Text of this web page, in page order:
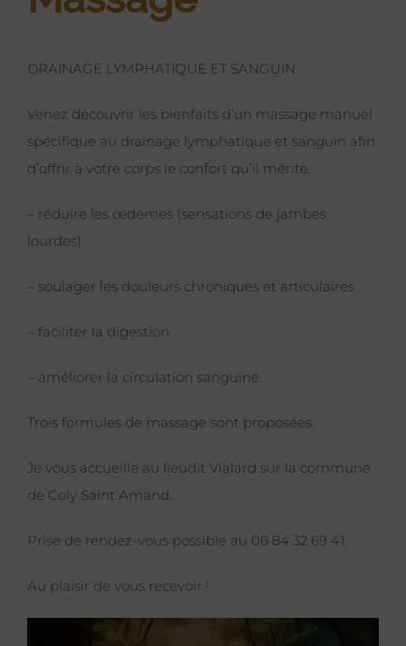
DRAINAGE LYMPHATIQUE ET SANGUIN
Venez découvrir les bienfaits d’un massage manuel
spécifique au drainage lymphatique et sanguin afin
d’offrir à votre corps le confort qu’il mérite.
– réduire les œdèmes (sensations de jambes
lourdes)
– soulager les douleurs chroniques et articulaires
– faciliter la digestion
– améliorer la circulation sanguine.
Trois formules de massage sont proposées.
Je vous accueille au lieudit Vialard sur la commune
de Coly Saint Amand.
Prise de rendez-vous possible au 06 84 32 69 41.
Au plaisir de vous recevoir !